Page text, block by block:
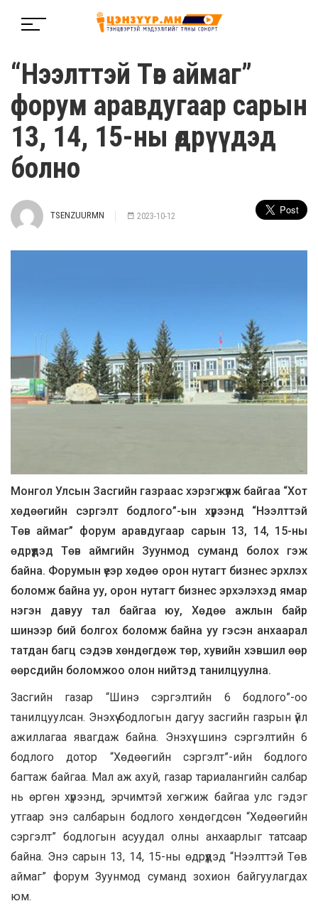
“Нээлттэй Төв аймаг”
форум аравдугаар сарын
13, 14, 15-ны өдрүүдэд
болно
TSENZUURMN 2023-10-12
Монгол Улсын Засгийн газраас хэрэгжүүлж байгаа “Хот
хөдөөгийн сэргэлт бодлого”-ын хүрээнд “Нээлттэй
Төв аймаг” форум аравдугаар сарын 13, 14, 15-ны
өдрүүдэд Төв аймгийн Зуунмод суманд болох гэж
байна. Форумын үеэр хөдөө орон нутагт бизнес эрхлэх
боломж байна уу, орон нутагт бизнес эрхэлэхэд ямар
нэгэн давуу тал байгаа юу, Хөдөө ажлын байр
шинээр бий болгох боломж байна уу гэсэн анхаарал
татдан багц сэдэв хөндөгдөж төр, хувийн хэвшил өөр
өөрсдийн боломжоо олон нийтэд танилцуулна.
Засгийн газар “Шинэ сэргэлтийн 6 бодлого”-оо
танилцуулсан. Энэхүү бодлогын дагуу засгийн газрын үйл
ажиллагаа явагдаж байна. Энэхүү шинэ сэргэлтийн 6
бодлого дотор “Хөдөөгийн сэргэлт”-ийн бодлого
багтаж байгаа. Мал аж ахуй, газар тариалангийн салбар
нь өргөн хүрээнд, эрчимтэй хөгжиж байгаа улс гэдэг
утгаар энэ салбарын бодлого хөндөгдсөн “Хөдөөгийн
сэргэлт” бодлогын асуудал олны анхаарлыг татсаар
байна. Энэ сарын 13, 14, 15-ны өдрүүдэд “Нээлттэй Төв
аймаг” форум Зуунмод суманд зохион байгуулагдах
юм.